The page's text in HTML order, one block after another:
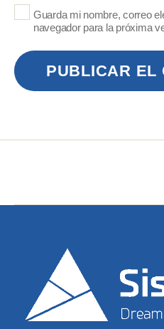
Guarda mi nombre, correo
navegador para la próxima